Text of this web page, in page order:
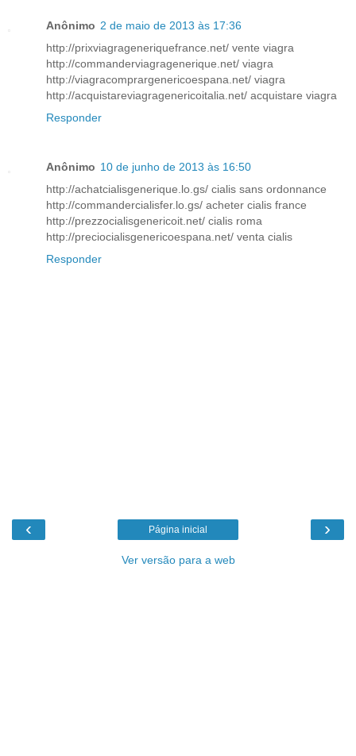
Anônimo 2 de maio de 2013 às 17:36
http://prixviagrageneriquefrance.net/ vente viagra
http://commanderviagragenerique.net/ viagra
http://viagracomprargenericoespana.net/ viagra
http://acquistareviagragenericoitalia.net/ acquistare viagra
Responder
Anônimo 10 de junho de 2013 às 16:50
http://achatcialisgenerique.lo.gs/ cialis sans ordonnance
http://commandercialisfer.lo.gs/ acheter cialis france
http://prezzocialisgenericoit.net/ cialis roma
http://preciocialisgenericoespana.net/ venta cialis
Responder
‹ ›
Página inicial
Ver versão para a web